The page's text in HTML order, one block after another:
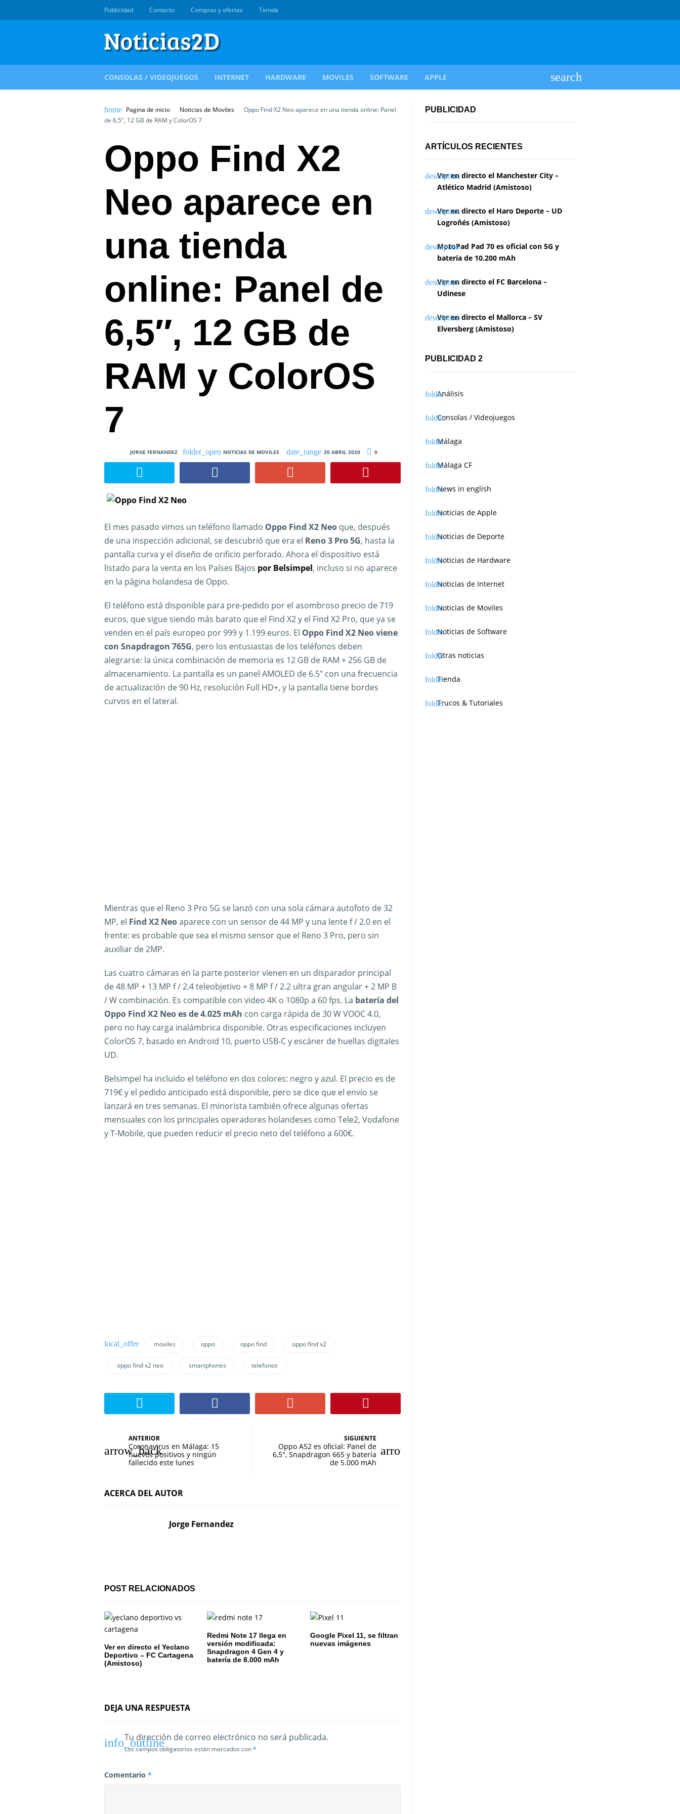
Publicidad Contacto Compras y ofertas Tienda
CONSOLAS / VIDEOJUEGOS INTERNET HARDWARE MOVILES SOFTWARE APPLE
Pagina de inicio Noticias de Moviles
Oppo Find X2 Neo aparece en una tienda online: Panel
de 6,5″, 12 GB de RAM y ColorOS 7
Oppo Find X2
Neo aparece en
una tienda
online: Panel de
6,5″, 12 GB de
RAM y ColorOS
7
JORGE FERNANDEZ NOTICIAS DE MOVILES 20 ABRIL 2020 0
El mes pasado vimos un teléfono llamado Oppo Find X2 Neo que, después
de una inspección adicional, se descubrió que era el Reno 3 Pro 5G, hasta la
pantalla curva y el diseño de orificio perforado. Ahora el dispositivo está
listado para la venta en los Países Bajos por Belsimpel, incluso si no aparece
en la página holandesa de Oppo.
El teléfono está disponible para pre-pedido por el asombroso precio de 719
euros, que sigue siendo más barato que el Find X2 y el Find X2 Pro, que ya se
venden en el país europeo por 999 y 1.199 euros. El Oppo Find X2 Neo viene
con Snapdragon 765G, pero los entusiastas de los teléfonos deben
alegrarse: la única combinación de memoria es 12 GB de RAM + 256 GB de
almacenamiento. La pantalla es un panel AMOLED de 6.5″ con una frecuencia
de actualización de 90 Hz, resolución Full HD+, y la pantalla tiene bordes
curvos en el lateral.
Mientras que el Reno 3 Pro 5G se lanzó con una sola cámara autofoto de 32
MP, el Find X2 Neoaparece con un sensor de 44 MP y una lente f / 2.0 en el
frente: es probable que sea el mismo sensor que el Reno 3 Pro, pero sin
auxiliar de 2MP.
Las cuatro cámaras en la parte posterior vienen en un disparador principal
de 48 MP + 13 MP f / 2.4 teleobjetivo + 8 MP f / 2.2 ultra gran angular + 2 MP B
/ W combinación. Es compatible con video 4K o 1080p a 60 fps. La batería del
Oppo Find X2 Neo es de 4.025 mAh con carga rápida de 30 W VOOC 4.0,
pero no hay carga inalámbrica disponible. Otras especificaciones incluyen
ColorOS 7, basado en Android 10, puerto USB-C y escáner de huellas digitales
UD.
Belsimpel ha incluido el teléfono en dos colores: negro y azul. El precio es de
719€ y el pedido anticipado está disponible, pero se dice que el envío se
lanzará en tres semanas. El minorista también ofrece algunas ofertas
mensuales con los principales operadores holandeses como Tele2, Vodafone
y T-Mobile, que pueden reducir el precio neto del teléfono a 600€.
moviles oppo oppo find oppo find x2
oppo find x2 neo smartphones telefonos
a
e
ó
n
d
e
e
t
a
a
ANTERIOR
Coronavirus en Málaga: 15
nuevos positivos y ningún
fallecido este lunes
SIGUIENTE
Oppo A52 es oficial: Panel de
6,5″, Snapdragon 665 y batería
de 5.000 mAh
ACERCA DEL AUTOR
Jorge Fernandez
POST RELACIONADOS
Ver en directo el Yeclano
Deportivo – FC Cartagena
(Amistoso)
Redmi Note 17 llega en
versión modificada:
Snapdragon 4 Gen 4 y
batería de 8.000 mAh
Google Pixel 11, se filtran
nuevas imágenes
DEJA UNA RESPUESTA
Tu dirección de correo electrónico no será publicada.
Los campos obligatorios están marcados con*
Comentario *
PUBLICIDAD
ARTÍCULOS RECIENTES
Ver en directo el Manchester City –
Atlético Madrid (Amistoso)
Ver en directo el Haro Deporte – UD
Logroñés (Amistoso)
MotoPad Pad 70 es oficial con 5G y
batería de 10.200 mAh
Ver en directo el FC Barcelona –
Udinese
Ver en directo el Mallorca – SV
Elversberg (Amistoso)
PUBLICIDAD 2
Análisis
Consolas / Videojuegos
Málaga
Málaga CF
News in english
Noticias de Apple
Noticias de Deporte
Noticias de Hardware
Noticias de Internet
Noticias de Moviles
Noticias de Software
Otras noticias
Tienda
Trucos & Tutoriales